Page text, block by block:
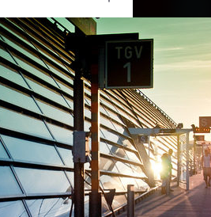
0 mm
30 juin 2011
/
Fermer